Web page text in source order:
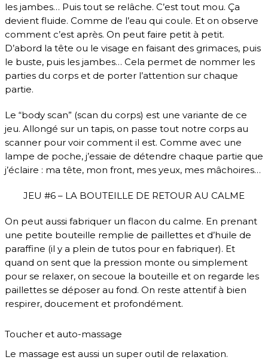
les jambes… Puis tout se relâche. C’est tout mou. Ça
devient fluide. Comme de l’eau qui coule. Et on observe
comment c’est après. On peut faire petit à petit.
D’abord la tête ou le visage en faisant des grimaces, puis
le buste, puis les jambes… Cela permet de nommer les
parties du corps et de porter l’attention sur chaque
partie.
Le “body scan” (scan du corps) est une variante de ce
jeu. Allongé sur un tapis, on passe tout notre corps au
scanner pour voir comment il est. Comme avec une
lampe de poche, j’essaie de détendre chaque partie que
j’éclaire : ma tête, mon front, mes yeux, mes mâchoires…
JEU #6 – LA BOUTEILLE DE RETOUR AU CALME
On peut aussi fabriquer un flacon du calme. En prenant
une petite bouteille remplie de paillettes et d’huile de
paraffine (il y a plein de tutos pour en fabriquer). Et
quand on sent que la pression monte ou simplement
pour se relaxer, on secoue la bouteille et on regarde les
paillettes se déposer au fond. On reste attentif à bien
respirer, doucement et profondément.
Toucher et auto-massage
Le massage est aussi un super outil de relaxation.